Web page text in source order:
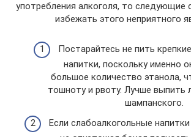
употребления алкоголя, то следующие
избежать этого неприятного
Постарайтесь не пить
напитки, поскольку именно
большое количество этанола,
тошноту и рвоту. Лучше выпить
шампанского.
Если слабоалкогольные